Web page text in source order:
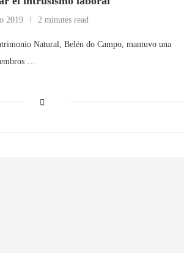
2019 2 minutes read
Natural, Belén do Campo, mantuvo una
…